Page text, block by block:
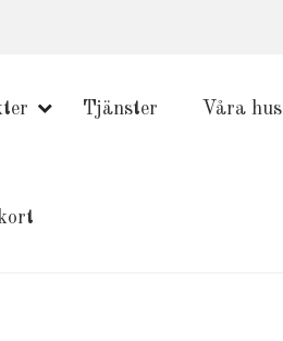
Tjänster Våra hus